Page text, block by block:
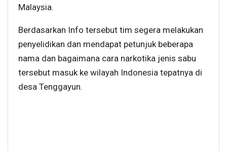
Malaysia.
Berdasarkan Info tersebut tim segera melakukan
penyelidikan dan mendapat petunjuk beberapa
nama dan bagaimana cara narkotika jenis sabu
tersebut masuk ke wilayah Indonesia tepatnya di
desa Tenggayun.